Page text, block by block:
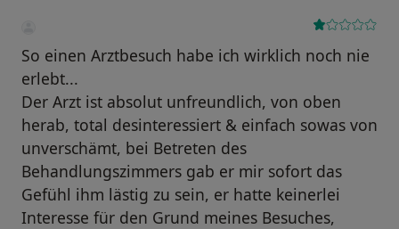
So einen Arztbesuch habe ich wirklich noch nie
erlebt...
Der Arzt ist absolut unfreundlich, von oben
herab, total desinteressiert & einfach sowas von
unverschämt, bei Betreten des
Behandlungszimmers gab er mir sofort das
Gefühl ihm lästig zu sein, er hatte keinerlei
Interesse für den Grund meines Besuches,